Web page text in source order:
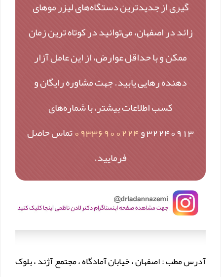
گیری از جدیدترین دستگاه‌های لیزر موهای
زائد در اصفهان، می‌توانید در کوتاه ترین زمان
ممکن و با حداقل عوارض، از این عامل آزار
دهنده رهایی یابید. جهت مشاوره رایگان و
کسب اطلاعات بیشتر، با شماره‌های
32240913 و 09336900224تماس حاصل
فرمایید.
آدرس مطب : اصفهان ، خیابان آمادگاه ، مجتمع آژند ، بلوک